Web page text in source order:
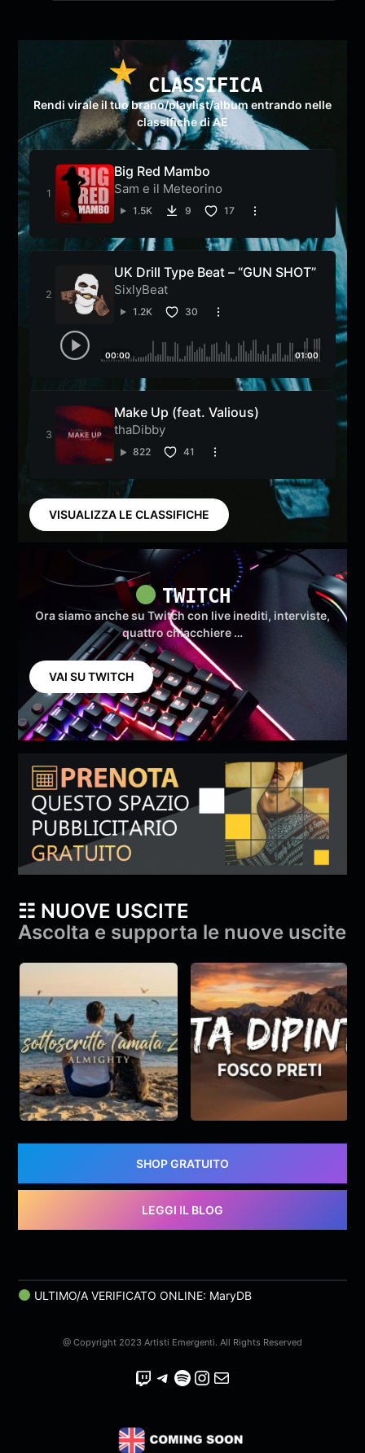
CLASSIFICA
Rendi virale il tuo brano/playlist/album entrando nelle
classifiche di AE
Big Red Mambo
Sam e il Meteorino
1.5K 9 17
UK Drill Type Beat – “GUN SHOT”
SixlyBeat
1.2K 30
00:00 01:00
Make Up (feat. Valious)
thaDibby
822 41
VISUALIZZA LE CLASSIFICHE
TWITCH
Ora siamo anche su Twitch con live inediti, interviste,
quattro chiacchiere …
VAI SU TWITCH
☷ NUOVE USCITE
Ascolta e supporta le nuove uscite
_il sottoscritto (amata
Zoe) – Official Lyric
Video
rgava
Vita Dipinta – Fosco
&Preti
SHOP GRATUITO
LEGGI IL BLOG
ULTIMO/A VERIFICATO ONLINE: MaryDB
@ Copyright 2023 Artisti Emergenti. All Rights Reserved
Twitch Telegram Spotify Instagram Email